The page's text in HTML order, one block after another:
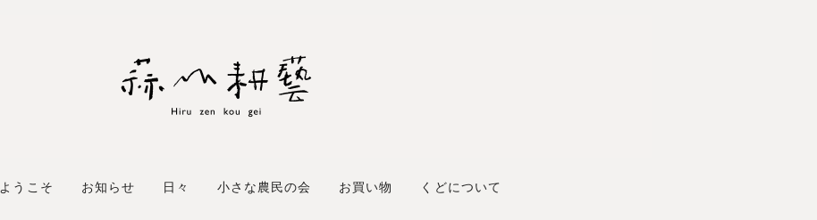
ようこそ お知らせ 日々 小さな農民の会 お買い物 くどについて